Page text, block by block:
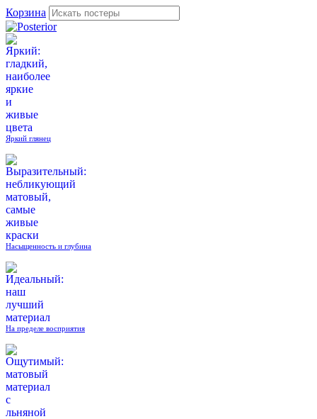
Корзина
Яркий глянец
Насыщенность и глубина
На пределе восприятия